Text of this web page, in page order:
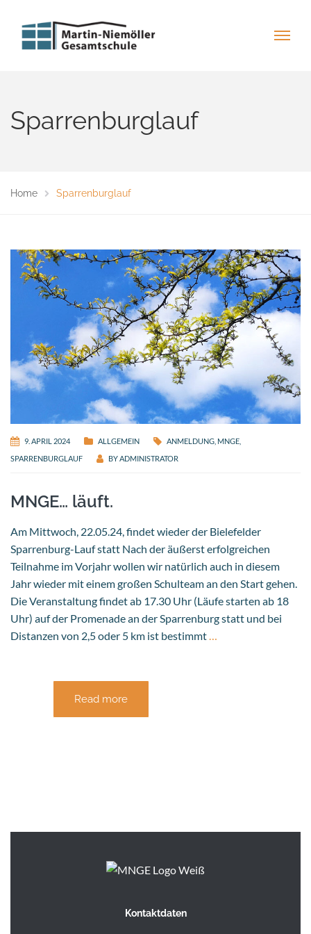
Sparrenburglauf
Home Sparrenburglauf
9. APRIL 2024 ALLGEMEIN ANMELDUNG MNGE
SPARRENBURGLAUF
BYADMINISTRATOR
MNGE… läuft.
Am Mittwoch, 22.05.24, findet wieder der Bielefelder
Sparrenburg-Lauf statt Nach der äußerst erfolgreichen
Teilnahme im Vorjahr wollen wir natürlich auch in diesem
Jahr wieder mit einem großen Schulteam an den Start gehen.
Die Veranstaltung findet ab 17.30 Uhr (Läufe starten ab 18
Uhr) auf der Promenade an der Sparrenburg statt und bei
Distanzen von 2,5 oder 5 km ist bestimmt…
Read more
Kontaktdaten